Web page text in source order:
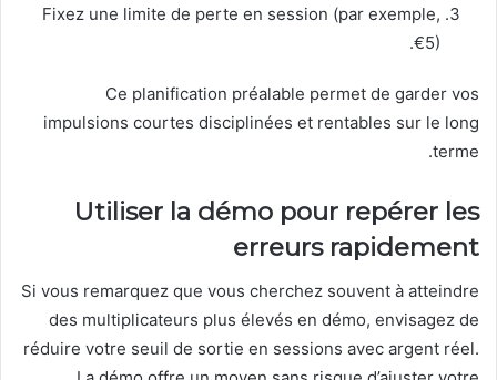
Fixez une limite de perte en session (par exemple,
€5).
Ce planification préalable permet de garder vos
impulsions courtes disciplinées et rentables sur le long
terme.
Utiliser la démo pour repérer les
erreurs rapidement
Si vous remarquez que vous cherchez souvent à atteindre
des multiplicateurs plus élevés en démo, envisagez de
réduire votre seuil de sortie en sessions avec argent réel.